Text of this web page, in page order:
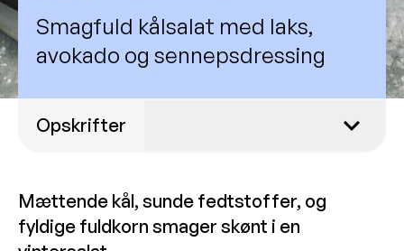
Smagfuld kålsalat med laks,
avokado og sennepsdressing
Opskrifter
karamelliserede æbler
Hjemmelavede proteindrikke
Mættende kål, sunde fedtstoffer, og
fyldige fuldkorn smager skønt i en